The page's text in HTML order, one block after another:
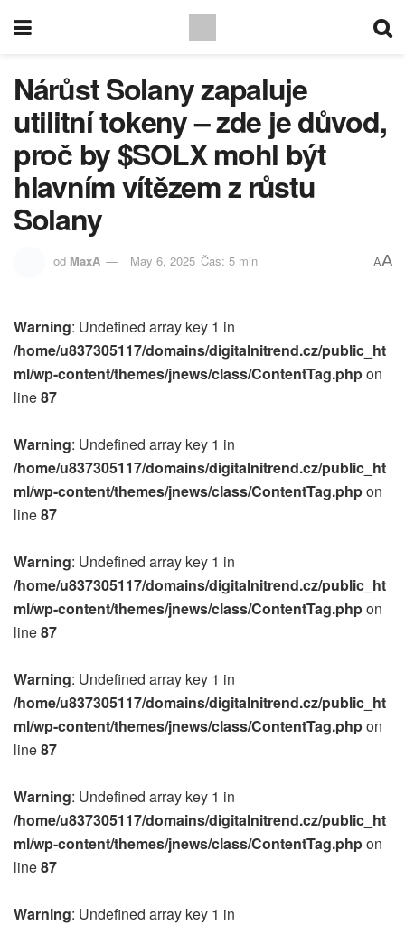
Nárůst Solany zapaluje
utilitní tokeny – zde je důvod,
proč by $SOLX mohl být
hlavním vítězem z růstu
Solany
od MaxA May 6, 2025 Čas: 5 min AA
Warning: Undefined array key 1 in
/home/u837305117/domains/digitalnitrend.cz/public_ht
ml/wp-content/themes/jnews/class/ContentTag.phpon
line87
Warning: Undefined array key 1 in
/home/u837305117/domains/digitalnitrend.cz/public_ht
ml/wp-content/themes/jnews/class/ContentTag.phpon
line87
Warning: Undefined array key 1 in
/home/u837305117/domains/digitalnitrend.cz/public_ht
ml/wp-content/themes/jnews/class/ContentTag.phpon
line87
Warning: Undefined array key 1 in
/home/u837305117/domains/digitalnitrend.cz/public_ht
ml/wp-content/themes/jnews/class/ContentTag.phpon
line87
Warning: Undefined array key 1 in
/home/u837305117/domains/digitalnitrend.cz/public_ht
ml/wp-content/themes/jnews/class/ContentTag.phpon
line87
Warning: Undefined array key 1 in